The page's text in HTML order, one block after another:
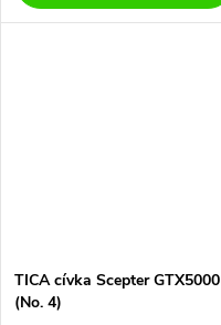
TICA cívka Scepter GTX5000
(No. 4)